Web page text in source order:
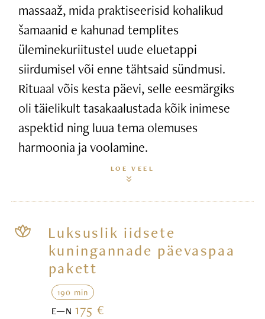
massaaž, mida praktiseerisid kohalikud
šamaanid e kahunad templites
üleminekuriitustel uude eluetappi
siirdumisel või enne tähtsaid sündmusi.
Rituaal võis kesta päevi, selle eesmärgiks
oli täielikult tasakaalustada kõik inimese
aspektid ning luua tema olemuses
harmoonia ja voolamine.
LOE VEEL
Luksuslik iidsete
kuningannade päevaspaa
pakett
190 min
E—N175 €